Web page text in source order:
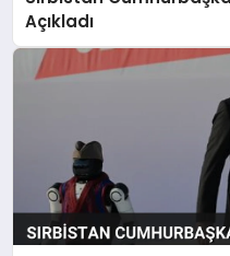
SIYASET
YAŞAM
Açıkladı